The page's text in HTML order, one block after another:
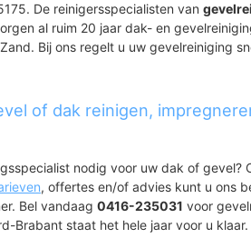
De reinigersspecialisten van
al ruim 20 jaar dak- en
Bij ons regelt u uw gevelreiniging
of dak reinigen,
nodig voor uw dak of gevel?
, offertes en/of advies kunt u ons
Bel vandaag 0416-235031 voor
Brabant staat het hele jaar voor u klaar.